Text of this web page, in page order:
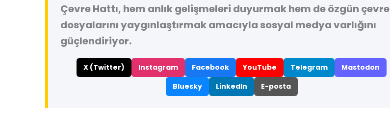
Çevre Hattı, hem anlık gelişmeleri duyurmak hem de özgün çevre
dosyalarını yaygınlaştırmak amacıyla sosyal medya varlığını
güçlendiriyor.
X (Twitter) Instagram Facebook YouTube Telegram
Mastodon
Bluesky
LinkedIn E-posta